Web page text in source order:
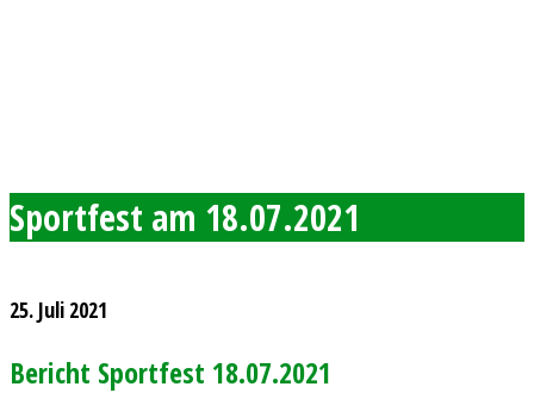
Sportfest am 18.07.2021
25. Juli 2021
Bericht Sportfest 18.07.2021